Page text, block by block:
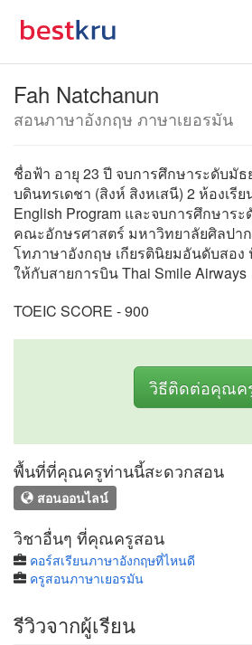
Fah Natchanun
สอนภาษาอังกฤษ ภาษาเยอรมัน
ชื่อฟ้า อายุ 23 ปี จบการศึกษาระดับมัธ
บดินทรเดชา (สิงห์ สิงหเสนี) 2 ห้องเรีย
English Program และจบการศึกษาร
คณะอักษรศาสตร์ มหาวิทยาลัยศิลปา
โทภาษาอังกฤษ เกียรตินิยมอันดับสอง
ให้กับสายการบิน Thai Smile Airways
TOEIC SCORE - 900
วิธีติดต่อคุณค
พื้นที่ที่คุณครูท่านนี้สะดวกสอน
สอนออนไลน์
วิชาอื่นๆ ที่คุณครูสอน
คอร์สเรียนภาษาอังกฤษที่ไหนดี
ครูสอนภาษาเยอรมัน
รีวิวจากผู้เรียน